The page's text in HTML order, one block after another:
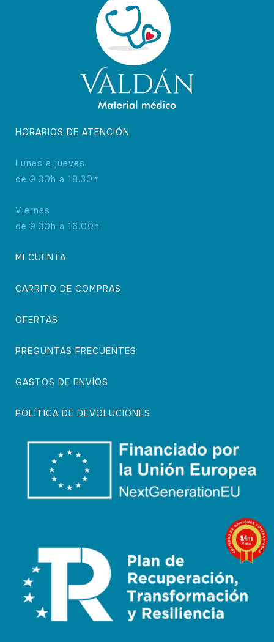
HORARIOS DE ATENCIÓN
Lunes a jueves
de 9.30h a 18.30h
Viernes
de 9.30h a 16.00h
MI CUENTA
CARRITO DE COMPRAS
OFERTAS
PREGUNTAS FRECUENTES
GASTOS DE ENVÍOS
POLÍTICA DE DEVOLUCIONES
9.4/10
74 notas